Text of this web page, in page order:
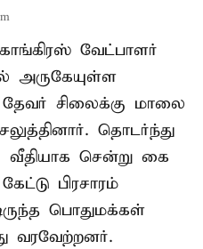
வேட்பாளர்
அருகேயுள்ள
சிலைக்கு மாலை
தொடர்ந்து
வீதியாக சென்று கை
பிரசாரம்
பொதுமக்கள்
வரவேற்றனர்.